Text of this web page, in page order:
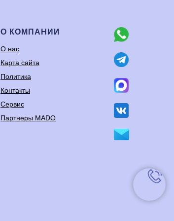
О КОМПАНИИ
О нас
Карта сайта
Политика
Контакты
Сервис
Партнеры MADO